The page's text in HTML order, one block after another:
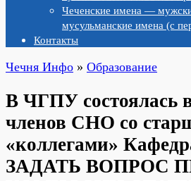
Чеченские имена —
мусульманские имена (с
Контакты
Чечня Инфо » Образование
В ЧГПУ состоялась
членов СНО со
«коллегами»
ЗАДАТЬ ВОПРОС